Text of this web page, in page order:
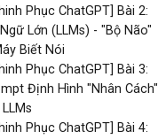
Phục ChatGPT] Bài 2:
Lớn (LLMs) - "Bộ Não"
Biết Nói
Phục ChatGPT] Bài 3:
Định Hình "Nhân Cách"
Phục ChatGPT] Bài 4: